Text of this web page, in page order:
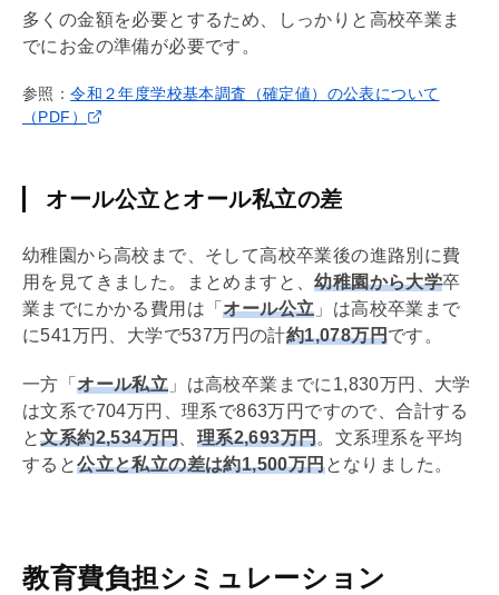
多くの金額を必要とするため、しっかりと高校卒業ま
でにお金の準備が必要です。
参照：令和２年度学校基本調査（確定値）の公表について
（PDF）
オール公立とオール私立の差
幼稚園から高校まで、そして高校卒業後の進路別に費
用を見てきました。まとめますと、幼稚園から大学卒
業までにかかる費用は「オール公立 」は高校卒業まで
に541万円、大学で537万円の計約1,078万円です。
一方「オール私立 」は高校卒業までに1,830万円、大学
は文系で704万円、理系で863万円ですので、合計する
と文系約2,534万円 理系2,693万円。文系理系を平均
すると公立と私立の差は約1,500万円となりました。
教育費負担シミュレーション